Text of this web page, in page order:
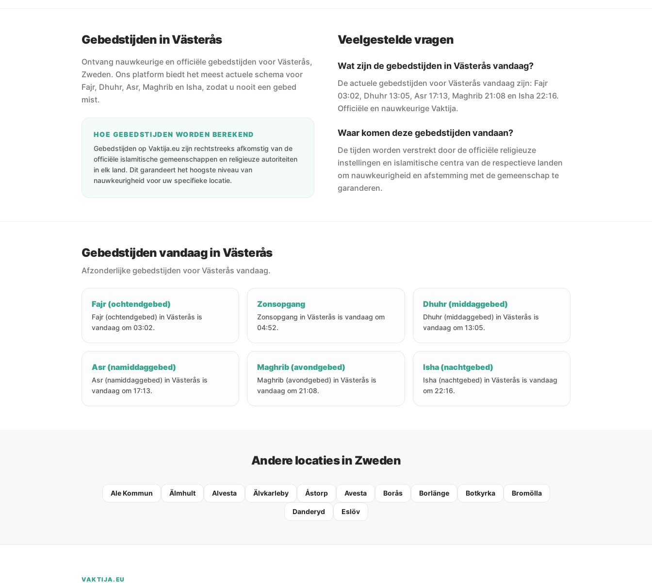
Gebedstijden in Västerås
Ontvang nauwkeurige en officiële gebedstijden voor Västerås,
Zweden. Ons platform biedt het meest actuele schema voor
Fajr, Dhuhr, Asr, Maghrib en Isha, zodat u nooit een gebed
mist.
HOE GEBEDSTIJDEN WORDEN BEREKEND
Gebedstijden op Vaktija.eu zijn rechtstreeks afkomstig van de
officiële islamitische gemeenschappen en religieuze autoriteiten
in elk land. Dit garandeert het hoogste niveau van
nauwkeurigheid voor uw specifieke locatie.
Veelgestelde vragen
Wat zijn de gebedstijden in Västerås vandaag?
De actuele gebedstijden voor Västerås vandaag zijn: Fajr
03:02, Dhuhr 13:05, Asr 17:13, Maghrib 21:08 en Isha 22:16.
Officiële en nauwkeurige Vaktija.
Waar komen deze gebedstijden vandaan?
De tijden worden verstrekt door de officiële religieuze
instellingen en islamitische centra van de respectieve landen
om nauwkeurigheid en afstemming met de gemeenschap te
garanderen.
Gebedstijden vandaag in Västerås
Afzonderlijke gebedstijden voor Västerås vandaag.
Fajr (ochtendgebed)
Fajr (ochtendgebed) in Västerås is
vandaag om 03:02.
Zonsopgang
Zonsopgang in Västerås is vandaag om
04:52.
Dhuhr (middaggebed)
Dhuhr (middaggebed) in Västerås is
vandaag om 13:05.
Asr (namiddaggebed)
Asr (namiddaggebed) in Västerås is
vandaag om 17:13.
Maghrib (avondgebed)
Maghrib (avondgebed) in Västerås is
vandaag om 21:08.
Isha (nachtgebed)
Isha (nachtgebed) in Västerås is vandaag
om 22:16.
Andere locaties in Zweden
Ale Kommun Älmhult Alvesta Älvkarleby Åstorp Avesta Borås Borlänge Botkyrka Bromölla
Danderyd Eslöv
VAKTIJA.EU